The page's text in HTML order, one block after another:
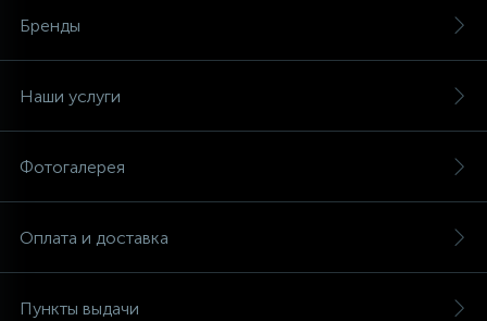
Бренды
Наши услуги
Фотогалерея
Оплата и доставка
Пункты выдачи